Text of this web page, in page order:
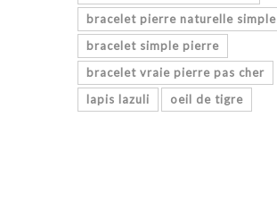
bracelet pierre naturelle simple
bracelet simple pierre
bracelet vraie pierre pas cher
lapis lazuli
oeil de tigre